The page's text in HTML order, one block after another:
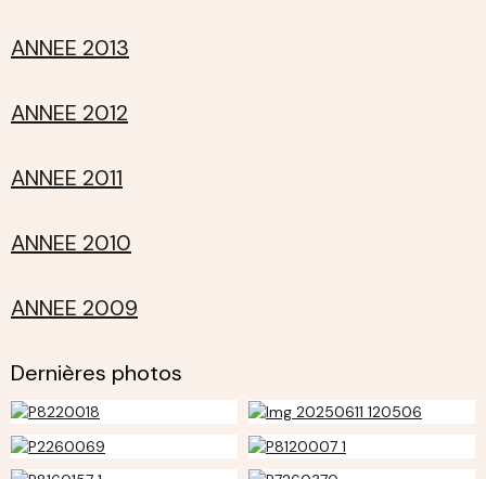
ANNEE 2013
ANNEE 2012
ANNEE 2011
ANNEE 2010
ANNEE 2009
Dernières photos